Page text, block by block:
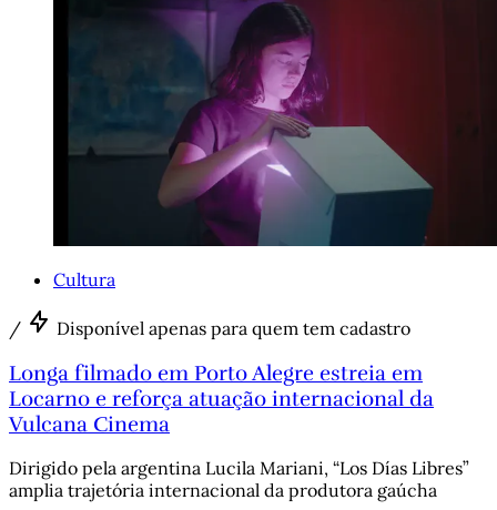
Cultura
/ Disponível apenas para quem tem cadastro
Longa filmado em Porto Alegre estreia em
Locarno e reforça atuação internacional da
Vulcana Cinema
Dirigido pela argentina Lucila Mariani, “Los Días Libres”
amplia trajetória internacional da produtora gaúcha